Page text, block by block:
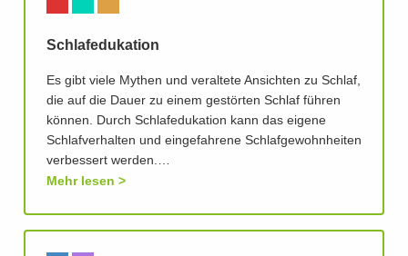
Schlafedukation
Es gibt viele Mythen und veraltete Ansichten zu Schlaf,
die auf die Dauer zu einem gestörten Schlaf führen
können. Durch Schlafedukation kann das eigene
Schlafverhalten und eingefahrene Schlafgewohnheiten
verbessert werden.…
Mehr lesen